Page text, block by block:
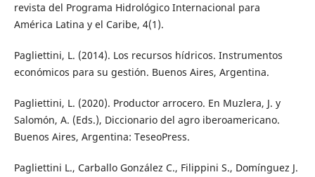
revista del Programa Hidrológico Internacional para
América Latina y el Caribe, 4(1).
Pagliettini, L. (2014). Los recursos hídricos. Instrumentos
económicos para su gestión. Buenos Aires, Argentina.
Pagliettini, L. (2020). Productor arrocero. En Muzlera, J. y
Salomón, A. (Eds.), Diccionario del agro iberoamericano.
Buenos Aires, Argentina: TeseoPress.
Pagliettini L., Carballo González C., Filippini S., Domínguez J.